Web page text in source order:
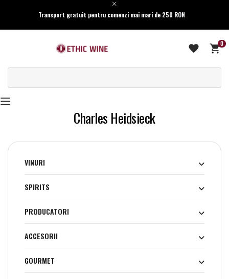
Transport gratuit pentru comenzi mai mari de 250 RON
0
Charles Heidsieck
VINURI
SPIRITS
PRODUCATORI
ACCESORII
GOURMET